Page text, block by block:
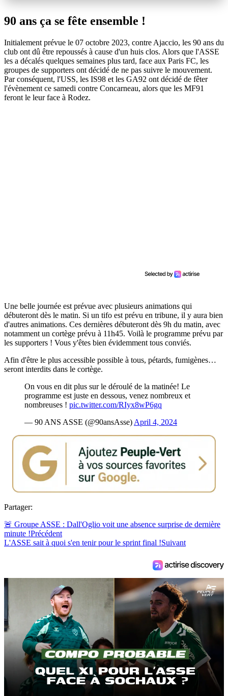
90 ans ça se fête ensemble !
Initialement prévue le 07 octobre 2023, contre Ajaccio, les 90 ans du
club ont dû être repoussés à cause d'un huis clos. Alors que l'ASSE
les a décalés quelques semaines plus tard, face aux Paris FC, les
groupes de supporters ont décidé de ne pas suivre le mouvement.
Par conséquent, l'USS, les IS98 et les GA92 ont décidé de fêter
l'évènement ce samedi contre Concarneau, alors que les MF91
feront le leur face à Rodez.
Une belle journée est prévue avec plusieurs animations qui
débuteront dès le matin. Si un tifo est prévu en tribune, il y aura bien
d'autres animations. Ces dernières débuteront dès 9h du matin, avec
notamment un cortège prévu à 11h45. Voilà le programme prévu par
les supporters ! Vous y'êtes bien évidemment tous conviés.
Afin d'être le plus accessible possible à tous, pétards, fumigènes…
seront interdits dans le cortège.
On vous en dit plus sur le déroulé de la matinée! Le
programme est juste en dessous, venez nombreux et
nombreuses ! pic.twitter.com/RIyx8wP6gq
— 90 ANS ASSE (@90ansAsse) April 4, 2024
Partager:
🚨 Groupe ASSE : Dall'Oglio voit une absence surprise de dernière
minute !Précédent
L'ASSE sait à quoi s'en tenir pour le sprint final !Suivant